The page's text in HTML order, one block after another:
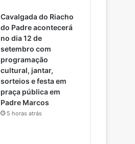
Cavalgada do Riacho
do Padre acontecerá
no dia 12 de
setembro com
programação
cultural, jantar,
sorteios e festa em
praça pública em
Padre Marcos
5 horas atrás